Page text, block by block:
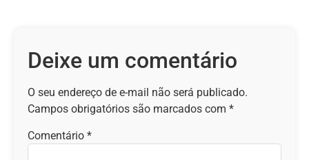
Deixe um comentário
O seu endereço de e-mail não será publicado.
Campos obrigatórios são marcados com *
Comentário *